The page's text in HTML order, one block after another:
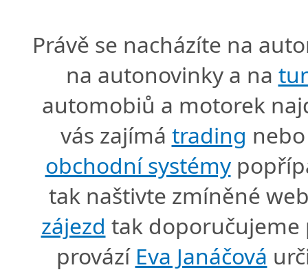
Právě se nacházíte na
na autonovinky a na
automobiů a motorek
vás zajímá trading
obchodní systémy
tak naštivte zmíněné
zájezd tak doporučujeme
provází Eva Janáčová